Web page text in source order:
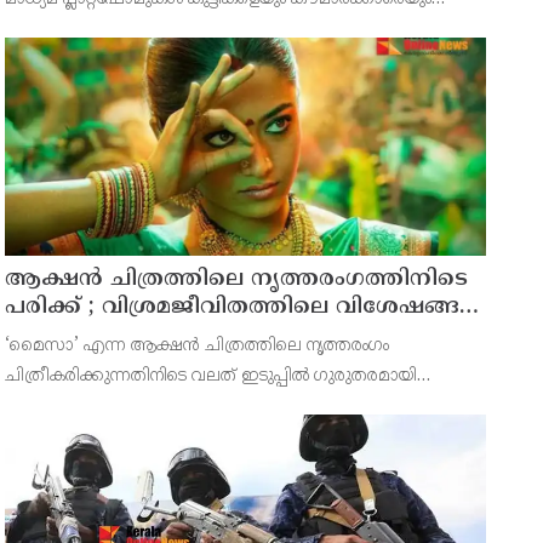
കനത്ത തിരിച്ചടി. കുട്ടികൾക്കും കൗമാരക്കാർ
ആക്ഷൻ ചിത്രത്തിലെ നൃത്തരംഗത്തിനിടെ
പരിക്ക് ; വിശ്രമജീവിതത്തിലെ വിശേഷങ്ങൾ
പങ്കുവെച്ച് നടി രശ്മിക മന്ദാന
‘മൈസാ’ എന്ന ആക്ഷൻ ചിത്രത്തിലെ നൃത്തരംഗം
ചിത്രീകരിക്കുന്നതിനിടെ വലത് ഇടുപ്പിൽ ഗുരുതരമായി
ഇടവേളയെടുത്തിരിക്കുകയാണ് നടി രശ്മിക മന്ദാന.